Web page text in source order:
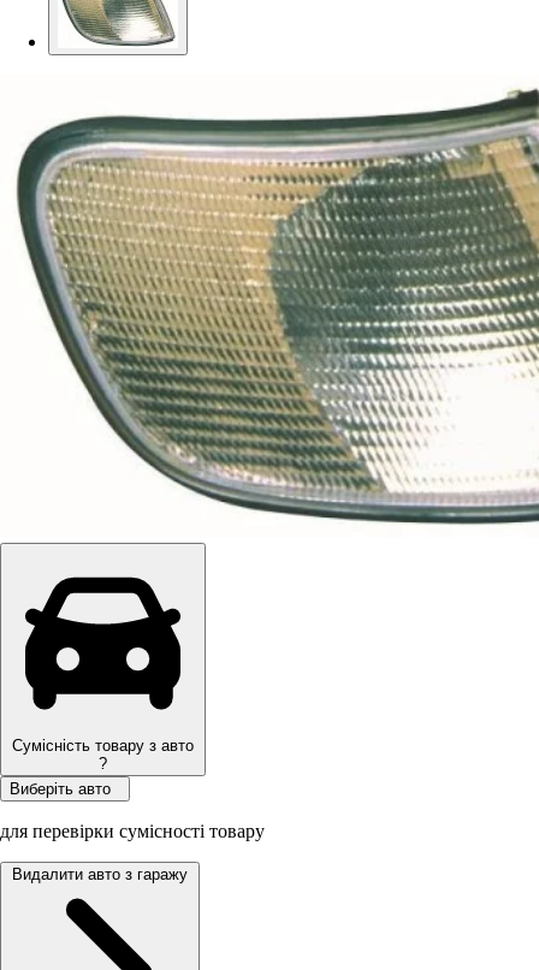
Сумісність товару з авто
?
Виберіть авто
для перевірки сумісності товару
Видалити авто з гаражу